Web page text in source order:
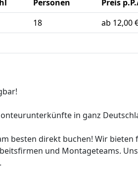
Personen
Preis
18 ab 12,00
in ganz
besten direkt buchen! Wir bieten
und Montageteams.